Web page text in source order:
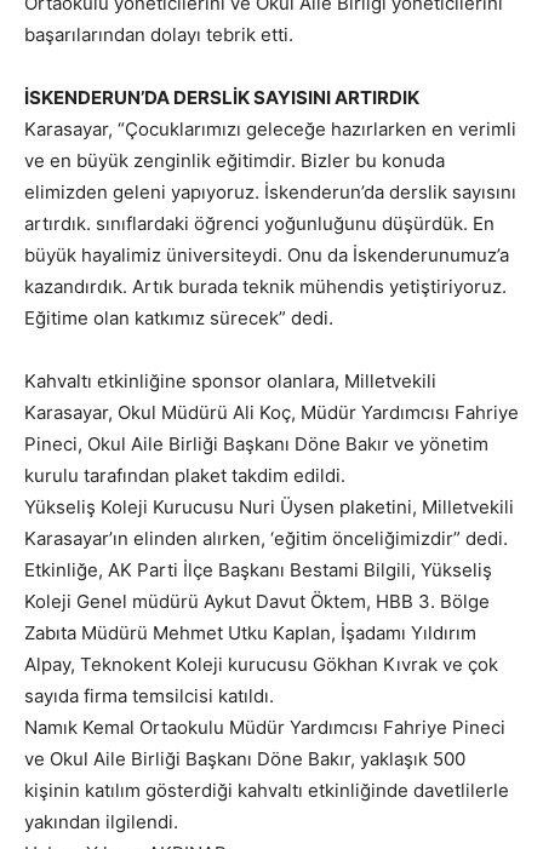
başarılarından dolayı tebrik etti.
İSKENDERUN’DA DERSLİK SAYISINI ARTIRDIK
Karasayar, “Çocuklarımızı geleceğe hazırlarken en verimli
ve en büyük zenginlik eğitimdir. Bizler bu konuda
elimizden geleni yapıyoruz. İskenderun’da derslik sayısını
artırdık. sınıflardaki öğrenci yoğunluğunu düşürdük. En
büyük hayalimiz üniversiteydi. Onu da İskenderunumuz’a
kazandırdık. Artık burada teknik mühendis yetiştiriyoruz.
Eğitime olan katkımız sürecek” dedi.
Kahvaltı etkinliğine sponsor olanlara, Milletvekili
Karasayar, Okul Müdürü Ali Koç, Müdür Yardımcısı Fahriye
Pineci, Okul Aile Birliği Başkanı Döne Bakır ve yönetim
kurulu tarafından plaket takdim edildi.
Yükseliş Koleji Kurucusu Nuri Üysen plaketini, Milletvekili
Karasayar’ın elinden alırken, ‘eğitim önceliğimizdir” dedi.
Etkinliğe, AK Parti İlçe Başkanı Bestami Bilgili, Yükseliş
Koleji Genel müdürü Aykut Davut Öktem, HBB 3. Bölge
Zabıta Müdürü Mehmet Utku Kaplan, İşadamı Yıldırım
Alpay, Teknokent Koleji kurucusu Gökhan Kıvrak ve çok
sayıda firma temsilcisi katıldı.
Namık Kemal Ortaokulu Müdür Yardımcısı Fahriye Pineci
ve Okul Aile Birliği Başkanı Döne Bakır, yaklaşık 500
kişinin katılım gösterdiği kahvaltı etkinliğinde davetlilerle
yakından ilgilendi.